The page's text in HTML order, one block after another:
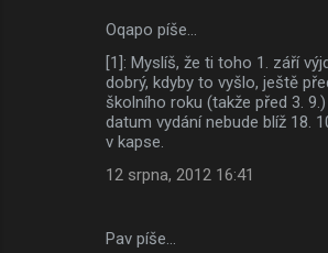
Oqapo píše…
[1]: Myslíš, že ti toho 1. září
dobrý, kdyby to vyšlo, ještě
školního roku (takže před 3.
datum vydání nebude blíž 18.
v kapse.
12 srpna, 2012 16:41
Pav píše…